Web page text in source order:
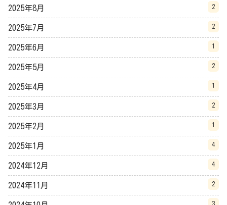
2025年8月 2
2025年7月 2
2025年6月 1
2025年5月 2
2025年4月 1
2025年3月 2
2025年2月 1
2025年1月 4
2024年12月 4
2024年11月 2
3